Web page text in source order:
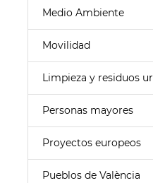
Medio Ambiente
Movilidad
Limpieza y residuos
Personas mayores
Proyectos europeos
Pueblos de València